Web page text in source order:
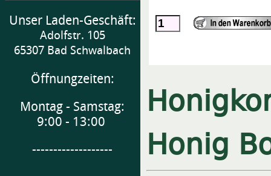
Unser Laden-Geschäft:
Adolfstr. 105
65307 Bad Schwalbach
Öffnungzeiten:
Montag - Samstag:
9:00 - 13:00
-------------------
Honig